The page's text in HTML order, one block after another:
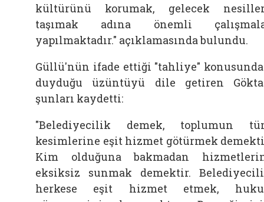
kültürünü korumak, gelecek
taşımak adına önemli
yapılmaktadır." açıklamasında bulundu.
Güllü'nün ifade ettiği "tahliye"
duyduğu üzüntüyü dile getiren
şunları kaydetti:
"Belediyecilik demek, toplumun
kesimlerine eşit hizmet götürmek
Kim olduğuna bakmadan
eksiksiz sunmak demektir.
herkese eşit hizmet etmek,